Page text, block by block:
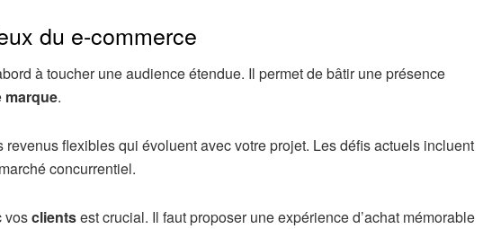
du e-commerce
à toucher une audience étendue. Il permet de bâtir une présence
marque.
revenus flexibles qui évoluent avec votre projet. Les défis actuels incluent
concurrentiel.
vosclientsest crucial. Il faut proposer une expérience d’achat mémorable